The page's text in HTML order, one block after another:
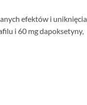
efektów i uniknięcia
i 60 mg dapoksetyny,